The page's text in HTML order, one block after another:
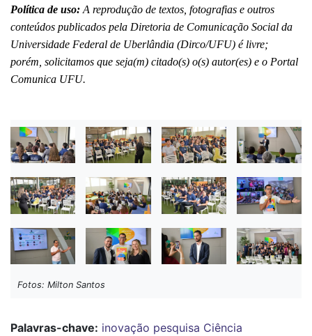
Política de uso: A reprodução de textos, fotografias e outros
conteúdos publicados pela Diretoria de Comunicação Social da
Universidade Federal de Uberlândia (Dirco/UFU) é livre;
porém, solicitamos que seja(m) citado(s) o(s) autor(es) e o Portal
Comunica UFU.
Fotos: Milton Santos
Palavras-chave: inovação pesquisa Ciência